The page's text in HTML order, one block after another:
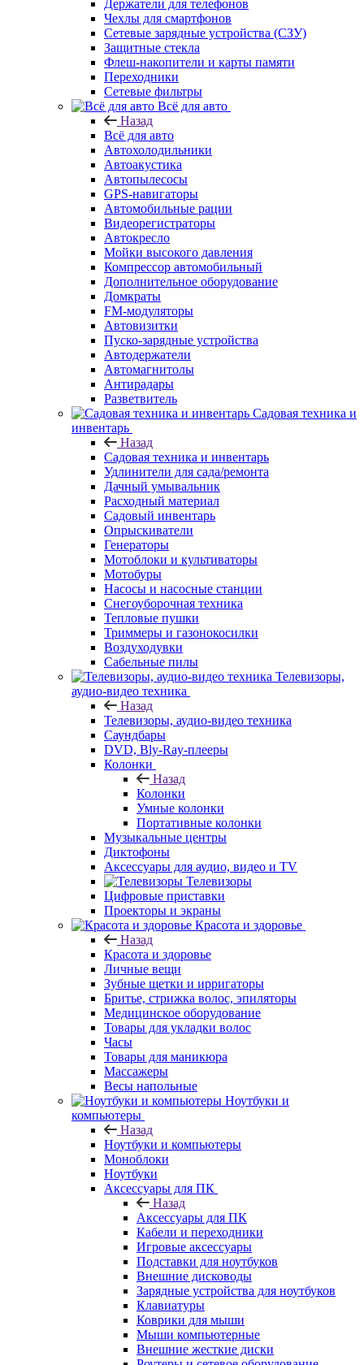
Держатели для телефонов
Чехлы для смартфонов
Сетевые зарядные устройства (СЗУ)
Защитные стекла
Флеш-накопители и карты памяти
Переходники
Сетевые фильтры
Всё для авто
Назад
Всё для авто
Автохолодильники
Автоакустика
Автопылесосы
GPS-навигаторы
Автомобильные рации
Видеорегистраторы
Автокресло
Мойки высокого давления
Компрессор автомобильный
Дополнительное оборудование
Домкраты
FM-модуляторы
Автовизитки
Пуско-зарядные устройства
Автодержатели
Автомагнитолы
Антирадары
Разветвитель
Садовая техника и
инвентарь
Назад
Садовая техника и инвентарь
Удлинители для сада/ремонта
Дачный умывальник
Расходный материал
Садовый инвентарь
Опрыскиватели
Генераторы
Мотоблоки и культиваторы
Мотобуры
Насосы и насосные станции
Снегоуборочная техника
Тепловые пушки
Триммеры и газонокосилки
Воздуходувки
Сабельные пилы
Телевизоры,
аудио-видео техника
Назад
Телевизоры, аудио-видео техника
Саундбары
DVD, Bly-Ray-плееры
Колонки
Назад
Колонки
Умные колонки
Портативные колонки
Музыкальные центры
Диктофоны
Аксессуары для аудио, видео и TV
Телевизоры
Цифровые приставки
Проекторы и экраны
Красота и здоровье
Назад
Красота и здоровье
Личные вещи
Зубные щетки и ирригаторы
Бритье, стрижка волос, эпиляторы
Медицинское оборудование
Товары для укладки волос
Часы
Товары для маникюра
Массажеры
Весы напольные
Ноутбуки и
компьютеры
Назад
Ноутбуки и компьютеры
Моноблоки
Ноутбуки
Аксессуары для ПК
Назад
Аксессуары для ПК
Кабели и переходники
Игровые аксессуары
Подставки для ноутбуков
Внешние дисководы
Зарядные устройства для ноутбуков
Клавиатуры
Коврики для мыши
Мыши компьютерные
Внешние жесткие диски